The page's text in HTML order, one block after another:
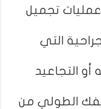
تجميل
التي
التجاعيد
الطولي من